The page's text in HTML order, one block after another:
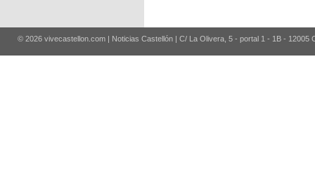
© 2026 vivecastellon.com | Noticias Castellón | C/ La Olivera, 5 - portal 1 - 1B - 12005